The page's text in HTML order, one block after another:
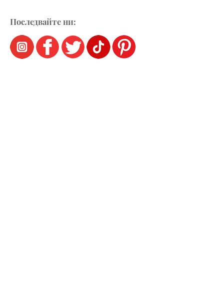
Последвайте ни: